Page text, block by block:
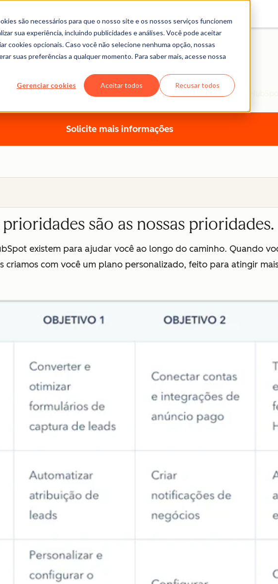
são necessários para que o nosso site e os nossos serviços funcionem
sua experiência, incluindo publicidades e análises. Você pode aceitar
cookies opcionais. Caso você não selecione nenhuma opção, nossas
suas preferências a qualquer momento. Para saber mais, acesse nossa
Gerenciar cookies Aceitar todos Recusar todos
Serviços de onboarding
de onboarding criado para ajudar você a crescer com a
Solicite mais informações
prioridades são as nossas prioridades.
existem para ajudar você ao longo do caminho. Quando
com você um plano personalizado, feito para atingir